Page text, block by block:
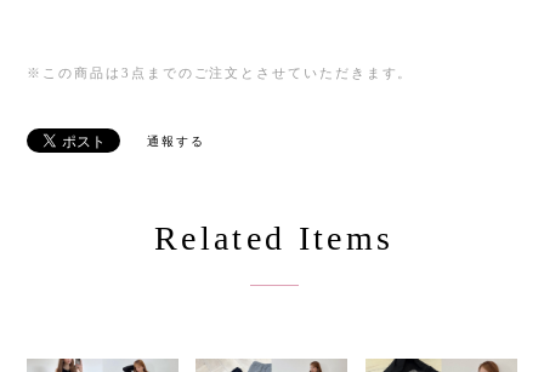
※この商品は3点までのご注文とさせていただきます。
通報する
Related Items